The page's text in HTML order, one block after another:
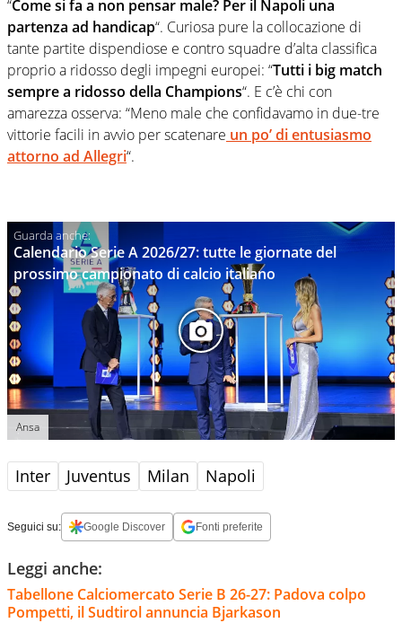
“Come si fa a non pensar male? Per il Napoli una
partenza ad handicap“. Curiosa pure la collocazione di
tante partite dispendiose e contro squadre d’alta classifica
proprio a ridosso degli impegni europei: “Tutti i big match
sempre a ridosso della Champions“. E c’è chi con
amarezza osserva: “Meno male che confidavamo in due-tre
vittorie facili in avvio per scatenare un po’ di entusiasmo
attorno ad Allegri“.
Calendario Serie A 2026/27: tutte le giornate del
prossimo campionato di calcio italiano
Ansa
Inter Juventus Milan Napoli
Seguici su: Google Discover Fonti preferite
Leggi anche:
Tabellone Calciomercato Serie B 26-27: Padova colpo
Pompetti, il Sudtirol annuncia Bjarkason